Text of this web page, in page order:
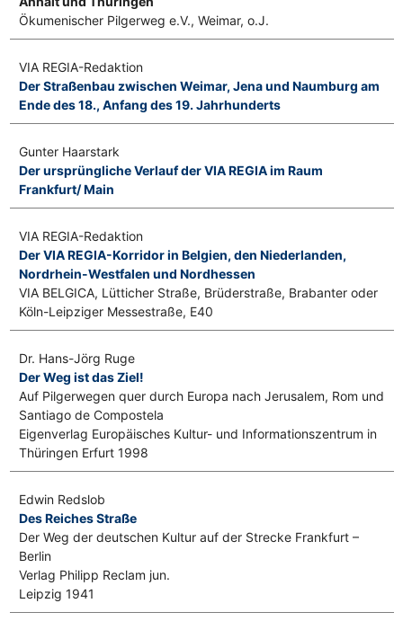
Ökumenischer Pilgerweg e.V., Weimar, o.J.
VIA REGIA-Redaktion
Der Straßenbau zwischen Weimar, Jena und Naumburg am
Ende des 18., Anfang des 19. Jahrhunderts
Gunter Haarstark
Der ursprüngliche Verlauf der VIA REGIA im Raum
Frankfurt/ Main
VIA REGIA-Redaktion
Der VIA REGIA-Korridor in Belgien, den Niederlanden,
Nordrhein-Westfalen und Nordhessen
VIA BELGICA, Lütticher Straße, Brüderstraße, Brabanter oder
Köln-Leipziger Messestraße, E40
Dr. Hans-Jörg Ruge
Der Weg ist das Ziel!
Auf Pilgerwegen quer durch Europa nach Jerusalem, Rom und
Santiago de Compostela
Eigenverlag Europäisches Kultur- und Informationszentrum in
Thüringen Erfurt 1998
Edwin Redslob
Des Reiches Straße
Der Weg der deutschen Kultur auf der Strecke Frankfurt –
Berlin
Verlag Philipp Reclam jun.
Leipzig 1941